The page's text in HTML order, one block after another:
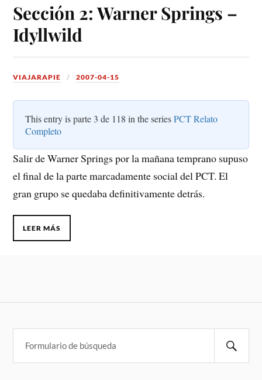
Sección 2: Warner Springs –
Idyllwild
VIAJARAPIE 2007-04-15
This entry is parte 3 de 118 in the seriesPCT Relato
Completo
Salir de Warner Springs por la mañana temprano supuso
el final de la parte marcadamente social del PCT. El
gran grupo se quedaba definitivamente detrás.
LEER MÁS